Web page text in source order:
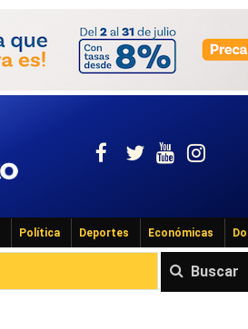
Política Deportes Económicas
Buscar